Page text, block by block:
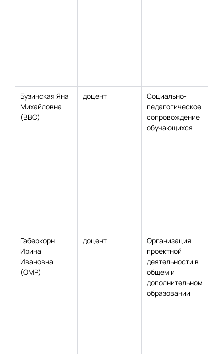
Бузинская Яна
Михайловна
(ВВС)
доцент
Социально-
педагогическое
сопровождение
обучающихся
Габеркорн
Ирина
Ивановна
(ОМР)
доцент
Организация
проектной
деятельности в
общем и
дополнительном
образовании